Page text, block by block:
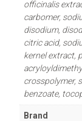
officinalis
carbomer,
disodium,
citric acid,
kernel extract,
crosspolymer,
benzoate,
Brand